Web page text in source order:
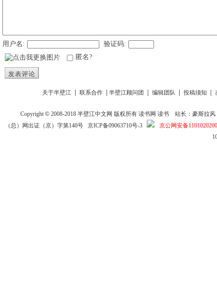
用户名:
验证码:
匿名?
发表评论
关于半壁江 联系合作 半壁江顾问团 编辑团队 投稿须知
Copyright © 2008-2018半壁江中文网 版权所有读书网 读书
站长：豪斯拉风
（总）网出证（京）字第140号 京ICP备09063710号-3
京公网安备